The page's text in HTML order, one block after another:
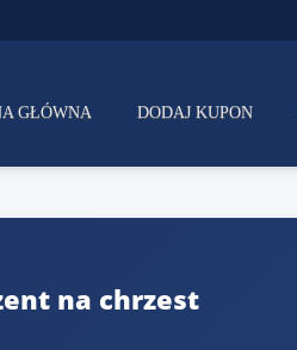
GŁÓWNA DODAJ KUPON
na chrzest